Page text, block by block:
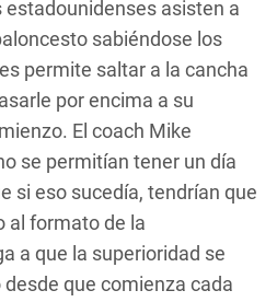
estadounidenses asisten a
sabiéndose los
permite saltar a la cancha
por encima a su
El coach Mike
se permitían tener un día
si eso sucedía, tendrían que
al formato de la
a que la superioridad se
que comienza cada